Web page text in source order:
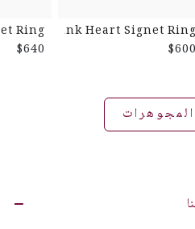
Pink Heart Signet Ring
$600
Ring
$640